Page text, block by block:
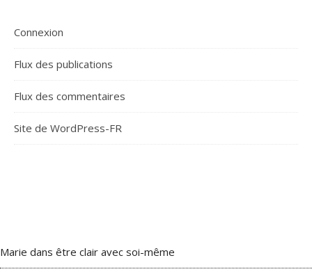
Connexion
Flux des publications
Flux des commentaires
Site de WordPress-FR
Marie dans être clair avec soi-même